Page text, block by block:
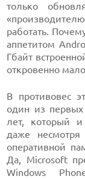
только
работать.
аппетитом
Гбайт
откровенно
В противовес
один из первых
лет, который и
даже
оперативной
Да, Microsoft
Windows